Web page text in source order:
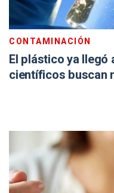
CONTAMINACIÓN
El plástico ya llegó
científicos buscan